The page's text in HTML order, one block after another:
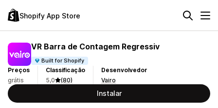
Shopify App Store
VR Barra de Contagem Regressiv
Built for Shopify
Preços
grátis
Classificação
5,0
(80)
Desenvolvedor
Vairo
Instalar